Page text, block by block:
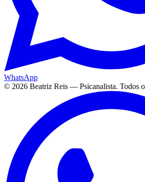
WhatsApp
© 2026 Beatriz Reis — Psicanalista. Todos